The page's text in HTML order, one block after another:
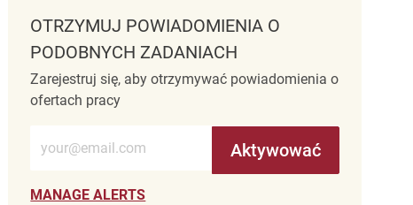
OTRZYMUJ POWIADOMIENIA O
PODOBNYCH ZADANIACH
Zarejestruj się, aby otrzymywać powiadomienia o
ofertach pracy
Wprowadź adres e-mail (wymagane)
Aktywować
MANAGE ALERTS